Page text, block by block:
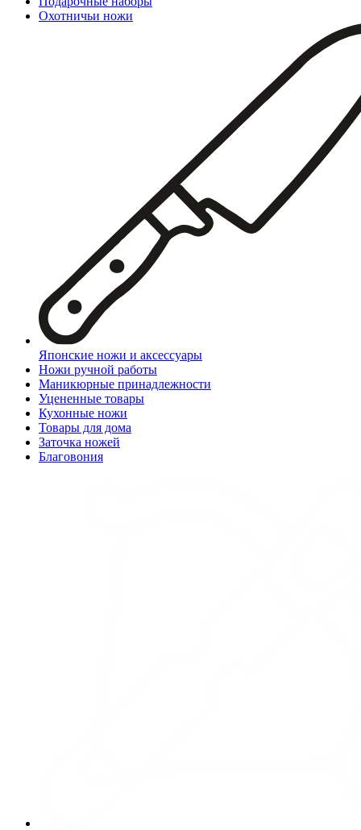
Охотничьи ножи
Японские ножи и аксессуары
Ножи ручной работы
Маникюрные принадлежности
Уцененные товары
Кухонные ножи
Товары для дома
Заточка ножей
Благовония